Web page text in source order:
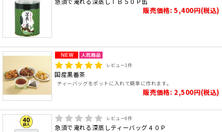
販売価格: 5,400円(税込)
レビュー1件
国産黒番茶
ティーバッグをポットに入れて簡単に作れます。
販売価格: 2,500円(税込)
レビュー0件
急須で淹れる深蒸しティーバッグ４０Ｐ